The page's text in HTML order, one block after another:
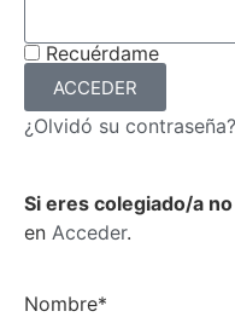
Recuérdame
ACCEDER
¿Olvidó su contraseña?
Si eres colegiado/a
en Acceder.
Nombre*